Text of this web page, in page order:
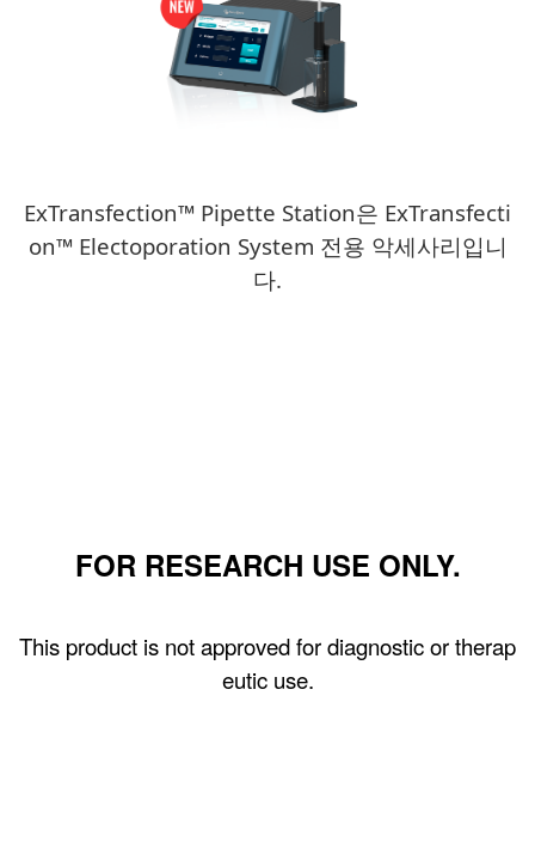
ExTransfection™ Pipette Station은 ExTransfecti
on™ Electoporation System 전용 악세사리입니
다.
FOR RESEARCH USE ONLY.
This product is not approved for diagnostic or therap
eutic use.